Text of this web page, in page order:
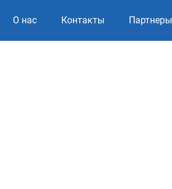
О нас Контакты Партнеры